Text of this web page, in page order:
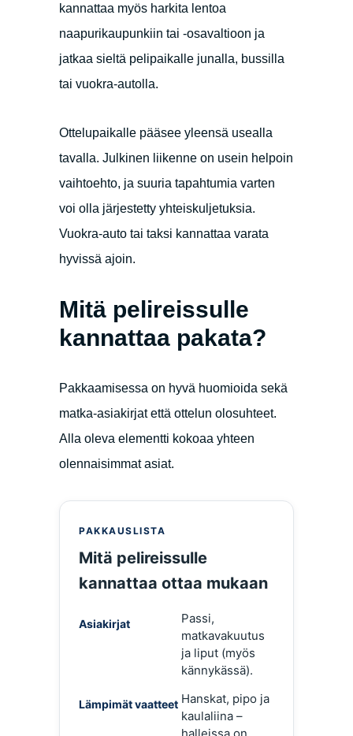
kannattaa myös harkita lentoa
naapurikaupunkiin tai -osavaltioon ja
jatkaa sieltä pelipaikalle junalla, bussilla
tai vuokra-autolla.
Ottelupaikalle pääsee yleensä usealla
tavalla. Julkinen liikenne on usein helpoin
vaihtoehto, ja suuria tapahtumia varten
voi olla järjestetty yhteiskuljetuksia.
Vuokra-auto tai taksi kannattaa varata
hyvissä ajoin.
Mitä pelireissulle
kannattaa pakata?
Pakkaamisessa on hyvä huomioida sekä
matka-asiakirjat että ottelun olosuhteet.
Alla oleva elementti kokoaa yhteen
olennaisimmat asiat.
PAKKAUSLISTA
Mitä pelireissulle
kannattaa ottaa mukaan
Asiakirjat
Passi,
matkavakuutus
ja liput (myös
kännykässä).
Lämpimät vaatteet Hanskat, pipo ja
kaulaliina –